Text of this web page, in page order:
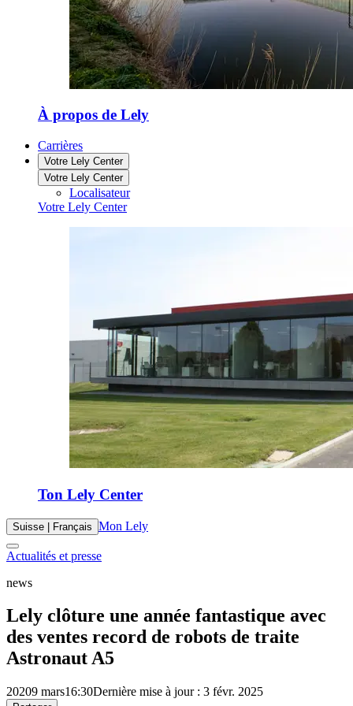
À propos de Lely
Carrières
Votre Lely Center
Votre Lely Center
Localisateur
Votre Lely Center
Ton Lely Center
Suisse | Français Mon Lely
Actualités et presse
news
Lely clôture une année fantastique avec
des ventes record de robots de traite
Astronaut A5
20209 mars16:30Dernière mise à jour : 3 févr. 2025